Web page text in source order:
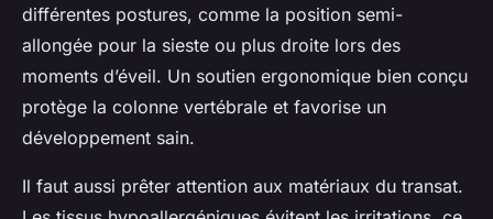
différentes postures, comme la position semi-
allongée pour la sieste ou plus droite lors des
moments d’éveil. Un soutien ergonomique bien conçu
protège la colonne vertébrale et favorise un
développement sain.
Il faut aussi prêter attention aux matériaux du transat.